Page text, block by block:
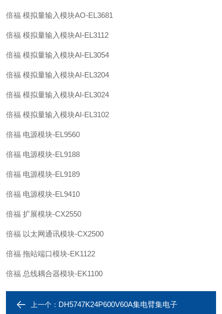
倍福 模拟量输入模块AO-EL3681
倍福 模拟量输入模块AI-EL3112
倍福 模拟量输入模块AI-EL3054
倍福 模拟量输入模块AI-EL3204
倍福 模拟量输入模块AI-EL3024
倍福 模拟量输入模块AI-EL3102
倍福 电源模块-EL9560
倍福 电源模块-EL9188
倍福 电源模块-EL9189
倍福 电源模块-EL9410
倍福 扩展模块-CX2550
倍福 以太网通讯模块-CX2500
倍福 拖站端口模块-EK1122
倍福 总线耦合器模块-EK1100
上一个： DH5747K24P600V60A集电臂集电子